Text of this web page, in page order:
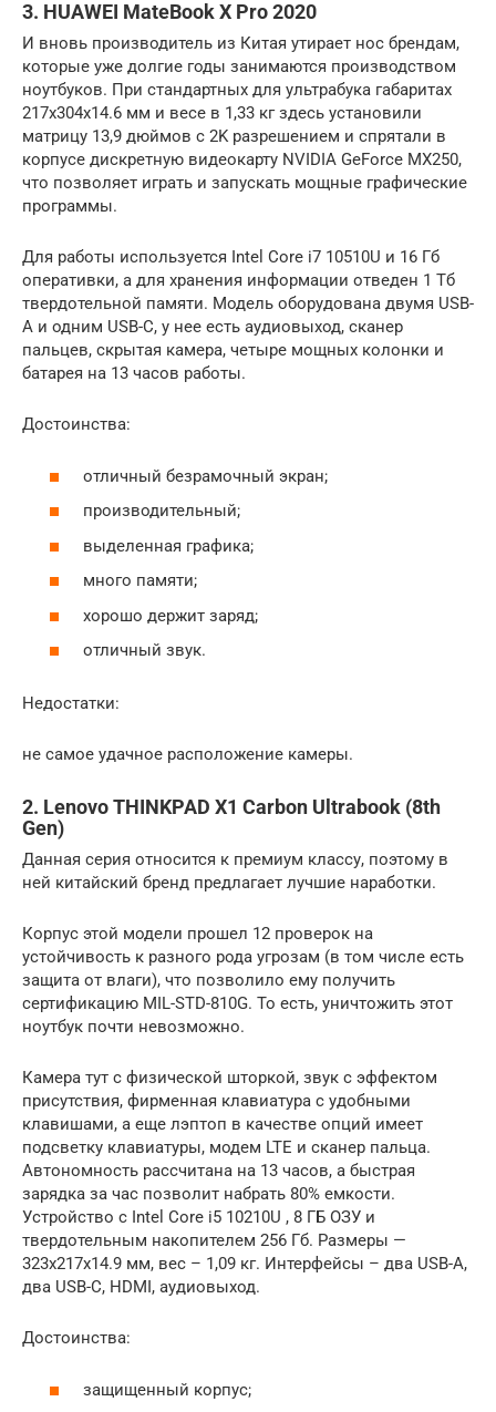
3. HUAWEI MateBook X Pro 2020
И вновь производитель из Китая утирает нос брендам,
которые уже долгие годы занимаются производством
ноутбуков. При стандартных для ультрабука габаритах
217x304x14.6 мм и весе в 1,33 кг здесь установили
матрицу 13,9 дюймов с 2K разрешением и спрятали в
корпусе дискретную видеокарту NVIDIA GeForce MX250,
что позволяет играть и запускать мощные графические
программы.
Для работы используется Intel Core i7 10510U и 16 Гб
оперативки, а для хранения информации отведен 1 Тб
твердотельной памяти. Модель оборудована двумя USB-
A и одним USB-C, у нее есть аудиовыход, сканер
пальцев, скрытая камера, четыре мощных колонки и
батарея на 13 часов работы.
Достоинства:
отличный безрамочный экран;
производительный;
выделенная графика;
много памяти;
хорошо держит заряд;
отличный звук.
Недостатки:
не самое удачное расположение камеры.
2. Lenovo THINKPAD X1 Carbon Ultrabook (8th
Gen)
Данная серия относится к премиум классу, поэтому в
ней китайский бренд предлагает лучшие наработки.
Корпус этой модели прошел 12 проверок на
устойчивость к разного рода угрозам (в том числе есть
защита от влаги), что позволило ему получить
сертификацию MIL-STD-810G. То есть, уничтожить этот
ноутбук почти невозможно.
Камера тут с физической шторкой, звук с эффектом
присутствия, фирменная клавиатура с удобными
клавишами, а еще лэптоп в качестве опций имеет
подсветку клавиатуры, модем LTE и сканер пальца.
Автономность рассчитана на 13 часов, а быстрая
зарядка за час позволит набрать 80% емкости.
Устройство с Intel Core i5 10210U , 8 ГБ ОЗУ и
твердотельным накопителем 256 Гб. Размеры —
323x217x14.9 мм, вес – 1,09 кг. Интерфейсы – два USB-A,
два USB-C, HDMI, аудиовыход.
Достоинства:
защищенный корпус;